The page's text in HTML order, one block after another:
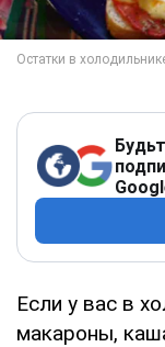
Если у вас в
макароны,